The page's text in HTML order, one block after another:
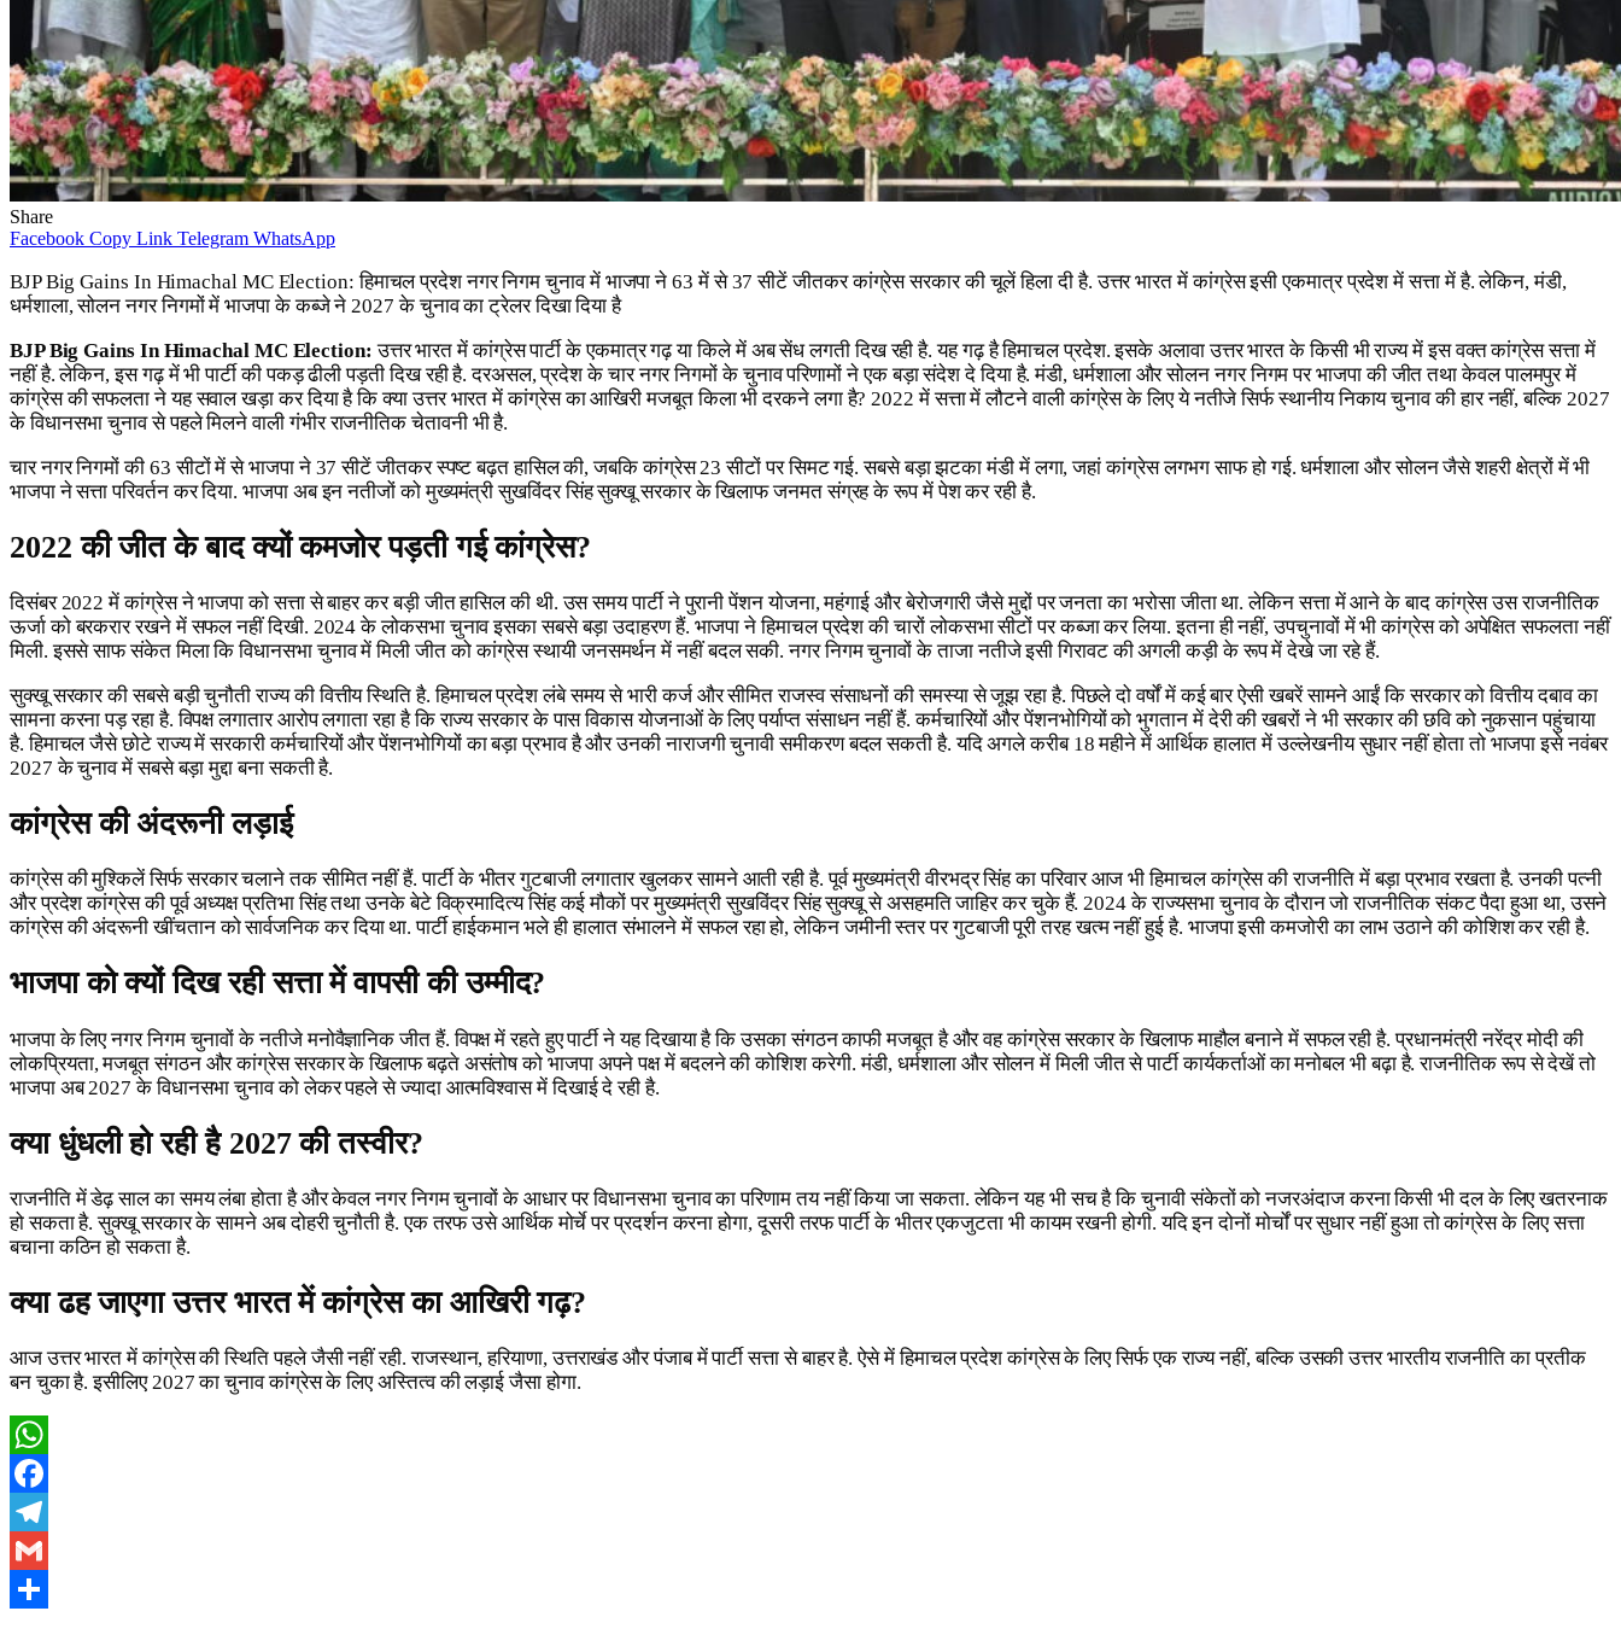
Share
Facebook Copy Link Telegram WhatsApp
BJP Big Gains In Himachal MC Election: हिमाचल प्रदेश नगर निगम चुनाव में भाजपा ने 63 में से 37 सीटें जीतकर कांग्रेस सरकार की चूलें हिला दी है. उत्तर भारत में कांग्रेस इसी एकमात्र प्रदेश में सत्ता में है. लेकिन, मंडी,
धर्मशाला, सोलन नगर निगमों में भाजपा के कब्जे ने 2027 के चुनाव का ट्रेलर दिखा दिया है
BJP Big Gains In Himachal MC Election: उत्तर भारत में कांग्रेस पार्टी के एकमात्र गढ़ या किले में अब सेंध लगती दिख रही है. यह गढ़ है हिमाचल प्रदेश. इसके अलावा उत्तर भारत के किसी भी राज्य में इस वक्त कांग्रेस सत्ता में
नहीं है. लेकिन, इस गढ़ में भी पार्टी की पकड़ ढीली पड़ती दिख रही है. दरअसल, प्रदेश के चार नगर निगमों के चुनाव परिणामों ने एक बड़ा संदेश दे दिया है. मंडी, धर्मशाला और सोलन नगर निगम पर भाजपा की जीत तथा केवल पालमपुर में
कांग्रेस की सफलता ने यह सवाल खड़ा कर दिया है कि क्या उत्तर भारत में कांग्रेस का आखिरी मजबूत किला भी दरकने लगा है? 2022 में सत्ता में लौटने वाली कांग्रेस के लिए ये नतीजे सिर्फ स्थानीय निकाय चुनाव की हार नहीं, बल्कि 2027
के विधानसभा चुनाव से पहले मिलने वाली गंभीर राजनीतिक चेतावनी भी है.
चार नगर निगमों की 63 सीटों में से भाजपा ने 37 सीटें जीतकर स्पष्ट बढ़त हासिल की, जबकि कांग्रेस 23 सीटों पर सिमट गई. सबसे बड़ा झटका मंडी में लगा, जहां कांग्रेस लगभग साफ हो गई. धर्मशाला और सोलन जैसे शहरी क्षेत्रों में भी
भाजपा ने सत्ता परिवर्तन कर दिया. भाजपा अब इन नतीजों को मुख्यमंत्री सुखविंदर सिंह सुक्खू सरकार के खिलाफ जनमत संग्रह के रूप में पेश कर रही है.
2022 की जीत के बाद क्यों कमजोर पड़ती गई कांग्रेस?
दिसंबर 2022 में कांग्रेस ने भाजपा को सत्ता से बाहर कर बड़ी जीत हासिल की थी. उस समय पार्टी ने पुरानी पेंशन योजना, महंगाई और बेरोजगारी जैसे मुद्दों पर जनता का भरोसा जीता था. लेकिन सत्ता में आने के बाद कांग्रेस उस राजनीतिक
ऊर्जा को बरकरार रखने में सफल नहीं दिखी. 2024 के लोकसभा चुनाव इसका सबसे बड़ा उदाहरण हैं. भाजपा ने हिमाचल प्रदेश की चारों लोकसभा सीटों पर कब्जा कर लिया. इतना ही नहीं, उपचुनावों में भी कांग्रेस को अपेक्षित सफलता नहीं
मिली. इससे साफ संकेत मिला कि विधानसभा चुनाव में मिली जीत को कांग्रेस स्थायी जनसमर्थन में नहीं बदल सकी. नगर निगम चुनावों के ताजा नतीजे इसी गिरावट की अगली कड़ी के रूप में देखे जा रहे हैं.
सुक्खू सरकार की सबसे बड़ी चुनौती राज्य की वित्तीय स्थिति है. हिमाचल प्रदेश लंबे समय से भारी कर्ज और सीमित राजस्व संसाधनों की समस्या से जूझ रहा है. पिछले दो वर्षों में कई बार ऐसी खबरें सामने आईं कि सरकार को वित्तीय दबाव का
सामना करना पड़ रहा है. विपक्ष लगातार आरोप लगाता रहा है कि राज्य सरकार के पास विकास योजनाओं के लिए पर्याप्त संसाधन नहीं हैं. कर्मचारियों और पेंशनभोगियों को भुगतान में देरी की खबरों ने भी सरकार की छवि को नुकसान पहुंचाया
है. हिमाचल जैसे छोटे राज्य में सरकारी कर्मचारियों और पेंशनभोगियों का बड़ा प्रभाव है और उनकी नाराजगी चुनावी समीकरण बदल सकती है. यदि अगले करीब 18 महीने में आर्थिक हालात में उल्लेखनीय सुधार नहीं होता तो भाजपा इसे नवंबर
2027 के चुनाव में सबसे बड़ा मुद्दा बना सकती है.
कांग्रेस की अंदरूनी लड़ाई
कांग्रेस की मुश्किलें सिर्फ सरकार चलाने तक सीमित नहीं हैं. पार्टी के भीतर गुटबाजी लगातार खुलकर सामने आती रही है. पूर्व मुख्यमंत्री वीरभद्र सिंह का परिवार आज भी हिमाचल कांग्रेस की राजनीति में बड़ा प्रभाव रखता है. उनकी पत्नी
और प्रदेश कांग्रेस की पूर्व अध्यक्ष प्रतिभा सिंह तथा उनके बेटे विक्रमादित्य सिंह कई मौकों पर मुख्यमंत्री सुखविंदर सिंह सुक्खू से असहमति जाहिर कर चुके हैं. 2024 के राज्यसभा चुनाव के दौरान जो राजनीतिक संकट पैदा हुआ था, उसने
कांग्रेस की अंदरूनी खींचतान को सार्वजनिक कर दिया था. पार्टी हाईकमान भले ही हालात संभालने में सफल रहा हो, लेकिन जमीनी स्तर पर गुटबाजी पूरी तरह खत्म नहीं हुई है. भाजपा इसी कमजोरी का लाभ उठाने की कोशिश कर रही है.
भाजपा को क्यों दिख रही सत्ता में वापसी की उम्मीद?
भाजपा के लिए नगर निगम चुनावों के नतीजे मनोवैज्ञानिक जीत हैं. विपक्ष में रहते हुए पार्टी ने यह दिखाया है कि उसका संगठन काफी मजबूत है और वह कांग्रेस सरकार के खिलाफ माहौल बनाने में सफल रही है. प्रधानमंत्री नरेंद्र मोदी की
लोकप्रियता, मजबूत संगठन और कांग्रेस सरकार के खिलाफ बढ़ते असंतोष को भाजपा अपने पक्ष में बदलने की कोशिश करेगी. मंडी, धर्मशाला और सोलन में मिली जीत से पार्टी कार्यकर्ताओं का मनोबल भी बढ़ा है. राजनीतिक रूप से देखें तो
भाजपा अब 2027 के विधानसभा चुनाव को लेकर पहले से ज्यादा आत्मविश्वास में दिखाई दे रही है.
क्या धुंधली हो रही है 2027 की तस्वीर?
राजनीति में डेढ़ साल का समय लंबा होता है और केवल नगर निगम चुनावों के आधार पर विधानसभा चुनाव का परिणाम तय नहीं किया जा सकता. लेकिन यह भी सच है कि चुनावी संकेतों को नजरअंदाज करना किसी भी दल के लिए खतरनाक
हो सकता है. सुक्खू सरकार के सामने अब दोहरी चुनौती है. एक तरफ उसे आर्थिक मोर्चे पर प्रदर्शन करना होगा, दूसरी तरफ पार्टी के भीतर एकजुटता भी कायम रखनी होगी. यदि इन दोनों मोर्चों पर सुधार नहीं हुआ तो कांग्रेस के लिए सत्ता
बचाना कठिन हो सकता है.
क्या ढह जाएगा उत्तर भारत में कांग्रेस का आखिरी गढ़?
आज उत्तर भारत में कांग्रेस की स्थिति पहले जैसी नहीं रही. राजस्थान, हरियाणा, उत्तराखंड और पंजाब में पार्टी सत्ता से बाहर है. ऐसे में हिमाचल प्रदेश कांग्रेस के लिए सिर्फ एक राज्य नहीं, बल्कि उसकी उत्तर भारतीय राजनीति का प्रतीक
बन चुका है. इसीलिए 2027 का चुनाव कांग्रेस के लिए अस्तित्व की लड़ाई जैसा होगा.
WhatsApp
Facebook
Telegram
Gmail